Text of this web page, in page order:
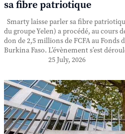
sa fibre patriotique
Smarty laisse parler sa fibre
du groupe Yelen) a procédé, au cours
don de 2,5 millions de FCFA au Fonds
Burkina Faso. L’évènement s’est
25 July, 2026